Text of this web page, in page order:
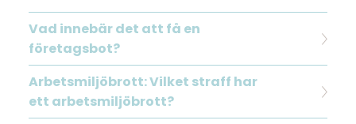
Vad innebär det att få en
företagsbot?
Arbetsmiljöbrott: Vilket straff har
ett arbetsmiljöbrott?